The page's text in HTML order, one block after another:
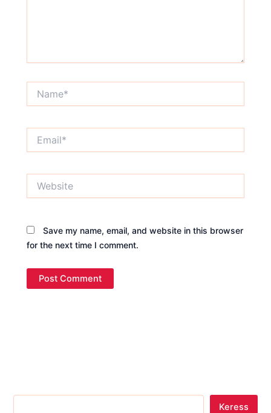
Save my name, email, and website in this browser
for the next time I comment.
Keress